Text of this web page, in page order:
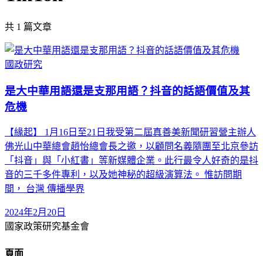
共 1 篇文章
國政研究
是大中華用語還是支那用語？抖音的話語價值及其
危機
【緣起】 1月16日至21日我受第二屆真善美新聞研習營主辦人
佛光山中華總會趙怡總會長之邀，以顧問名義隨團至北京參訪
「抖音」與「小紅書」等新媒體企業。此行最令人好奇的是抖
音的三千多件專利，以及她神秘的超級演算法。 惟訪問期
間， 台灣 傳播學界
2024年2月20日
國家政策研究基金會
頁面